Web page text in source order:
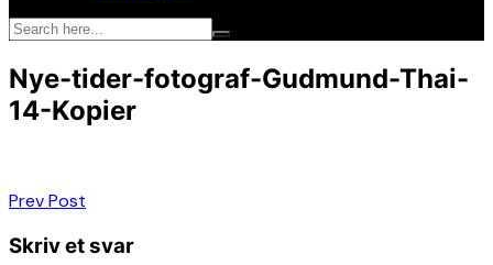
Nye-tider-fotograf-Gudmund-Thai-
14-Kopier
Indlægsnavigation
Prev Post
Skriv et svar